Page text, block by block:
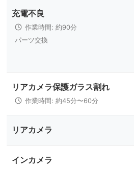
充電不良
作業時間: 約90分
パーツ交換
リアカメラ保護ガラス割れ
作業時間: 約45分〜60分
リアカメラ
インカメラ